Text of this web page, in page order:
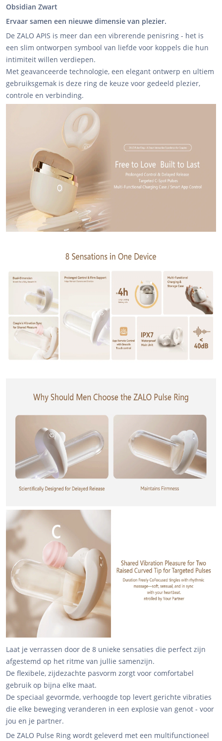
Obsidian Zwart
Ervaar samen een nieuwe dimensie van plezier.
De ZALO APIS is meer dan een vibrerende penisring - het is
een slim ontworpen symbool van liefde voor koppels die hun
intimiteit willen verdiepen.
Met geavanceerde technologie, een elegant ontwerp en ultiem
gebruiksgemak is deze ring de keuze voor gedeeld plezier,
controle en verbinding.
Laat je verrassen door de 8 unieke sensaties die perfect zijn
afgestemd op het ritme van jullie samenzijn.
De flexibele, zijdezachte pasvorm zorgt voor comfortabel
gebruik op bijna elke maat.
De speciaal gevormde, verhoogde top levert gerichte vibraties
die elke beweging veranderen in een explosie van genot - voor
jou en je partner.
De ZALO Pulse Ring wordt geleverd met een multifunctioneel